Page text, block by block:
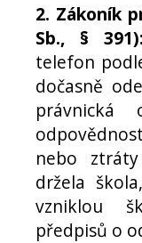
2. Zákoník
Sb., § 391):
telefon
dočasně
právnická
nebo
držela
vzniklou
předpisů o